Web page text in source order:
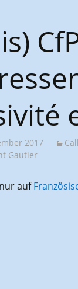
2017
Gautier
auf